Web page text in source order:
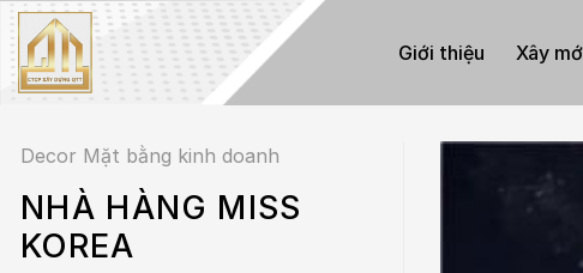
Skip
to
content
Giới thiệu Xây
Decor Mặt bằng kinh doanh
NHÀ HÀNG MISS
KOREA